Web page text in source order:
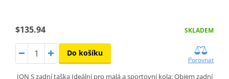
$135.94 SKLADEM
Do košíku
Porovnat
ION S zadní taška Ideální pro malá a sportovní kola: Objem zadní